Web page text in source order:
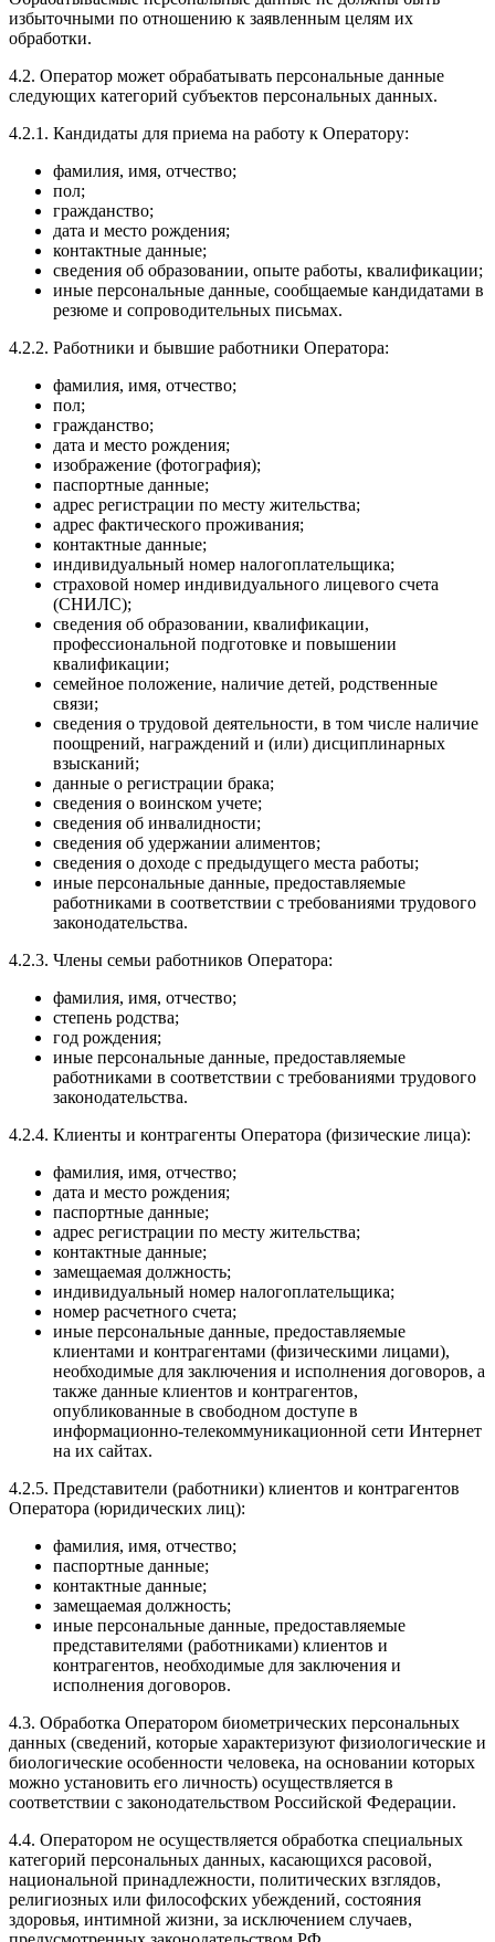
избыточными по отношению к заявленным целям их
обработки.
4.2. Оператор может обрабатывать персональные данные
следующих категорий субъектов персональных данных.
4.2.1. Кандидаты для приема на работу к Оператору:
фамилия, имя, отчество;
пол;
гражданство;
дата и место рождения;
контактные данные;
сведения об образовании, опыте работы, квалификации;
иные персональные данные, сообщаемые кандидатами в
резюме и сопроводительных письмах.
4.2.2. Работники и бывшие работники Оператора:
фамилия, имя, отчество;
пол;
гражданство;
дата и место рождения;
изображение (фотография);
паспортные данные;
адрес регистрации по месту жительства;
адрес фактического проживания;
контактные данные;
индивидуальный номер налогоплательщика;
страховой номер индивидуального лицевого счета
(СНИЛС);
сведения об образовании, квалификации,
профессиональной подготовке и повышении
квалификации;
семейное положение, наличие детей, родственные
связи;
сведения о трудовой деятельности, в том числе наличие
поощрений, награждений и (или) дисциплинарных
взысканий;
данные о регистрации брака;
сведения о воинском учете;
сведения об инвалидности;
сведения об удержании алиментов;
сведения о доходе с предыдущего места работы;
иные персональные данные, предоставляемые
работниками в соответствии с требованиями трудового
законодательства.
4.2.3. Члены семьи работников Оператора:
фамилия, имя, отчество;
степень родства;
год рождения;
иные персональные данные, предоставляемые
работниками в соответствии с требованиями трудового
законодательства.
4.2.4. Клиенты и контрагенты Оператора (физические лица):
фамилия, имя, отчество;
дата и место рождения;
паспортные данные;
адрес регистрации по месту жительства;
контактные данные;
замещаемая должность;
индивидуальный номер налогоплательщика;
номер расчетного счета;
иные персональные данные, предоставляемые
клиентами и контрагентами (физическими лицами),
необходимые для заключения и исполнения договоров, а
также данные клиентов и контрагентов,
опубликованные в свободном доступе в
информационно-телекоммуникационной сети Интернет
на их сайтах.
4.2.5. Представители (работники) клиентов и контрагентов
Оператора (юридических лиц):
фамилия, имя, отчество;
паспортные данные;
контактные данные;
замещаемая должность;
иные персональные данные, предоставляемые
представителями (работниками) клиентов и
контрагентов, необходимые для заключения и
исполнения договоров.
4.3. Обработка Оператором биометрических персональных
данных (сведений, которые характеризуют физиологические и
биологические особенности человека, на основании которых
можно установить его личность) осуществляется в
соответствии с законодательством Российской Федерации.
4.4. Оператором не осуществляется обработка специальных
категорий персональных данных, касающихся расовой,
национальной принадлежности, политических взглядов,
религиозных или философских убеждений, состояния
здоровья, интимной жизни, за исключением случаев,